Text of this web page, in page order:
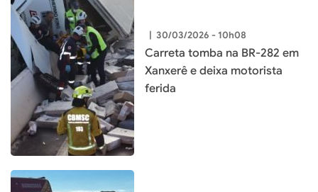
| 30/03/2026 - 10h08
Carreta tomba na BR-282 em
Xanxerê e deixa motorista
ferida